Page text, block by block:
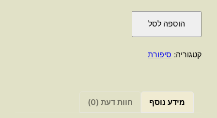
כיצד
ומדוע
אשכנזי
הוספה לסל
קטגוריה: סיפורת
מידע נוסף חוות דעת (0)